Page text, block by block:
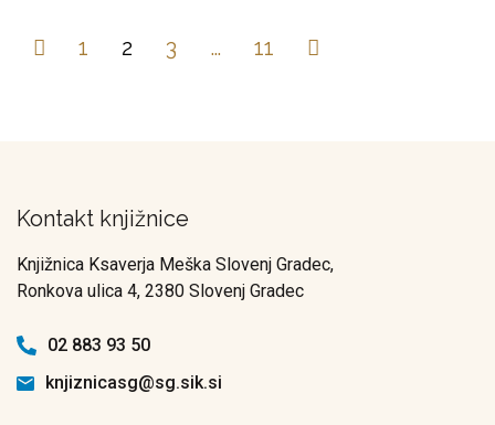
1 2 3 … 11
Kontakt knjižnice
Knjižnica Ksaverja Meška Slovenj Gradec,
Ronkova ulica 4, 2380 Slovenj Gradec
02 883 93 50
knjiznicasg@sg.sik.si